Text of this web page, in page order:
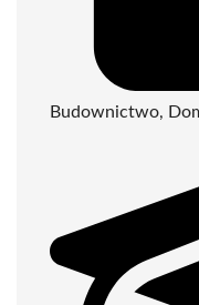
Budownictwo,